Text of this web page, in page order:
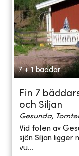
7 + 1 bäddar
Fin 7
och Siljan
Gesunda,
Vid foten av
sjön Siljan ligger
vu...